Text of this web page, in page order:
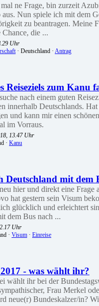
ne Frage, bin zurzeit
Nun spiele ich mit dem
zu beantragen. Meine
die ...
Uhr
· Deutschland · Antrag
Reiseziels zum Kanu
nach einem guten
innerhalb Deutschlands.
und kann mir einen
im Vorraus.
13.47 Uhr
· Kanu
Deutschland mit dem
hier und direkt eine Frage
hat gestern sein Visum
glücklich und erleichtert
dem Bus nach ...
Uhr
· Visum · Einreise
- was wählt ihr?
wählt ihr bei der
Frau Merkel
neue(r) Bundeskalzer/in?